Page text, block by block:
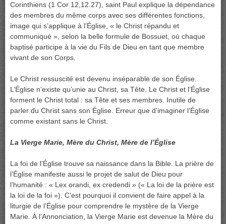
Corinthiens (1 Cor 12,12.27), saint Paul explique la dépendance
des membres du même corps avec ses différentes fonctions,
image qui s’applique à l’Église, « le Christ répandu et
communiqué », selon la belle formule de Bossuet, où chaque
baptisé participe à la vie du Fils de Dieu en tant que membre
vivant de son Corps.
Le Christ ressuscité est devenu inséparable de son Église.
L’Église n’existe qu’unie au Christ, sa Tête. Le Christ et l’Église
forment le Christ total : sa Tête et ses membres. Inutile de
parler du Christ sans son Église. Erreur que d’imaginer l’Église
comme existant sans le Christ.
La Vierge Marie, Mère du Christ, Mère de l’Église
La foi de l’Église trouve sa naissance dans la Bible. La prière de
l’Église manifeste aussi le projet de salut de Dieu pour
l’humanité : « Lex orandi, ex credendi » (« La loi de la prière est
la loi de la foi »). C’est pourquoi il convient de faire appel à la
liturgie de l’Église pour comprendre le mystère de la Vierge
Marie. À l’Annonciation, la Vierge Marie est devenue la Mère du